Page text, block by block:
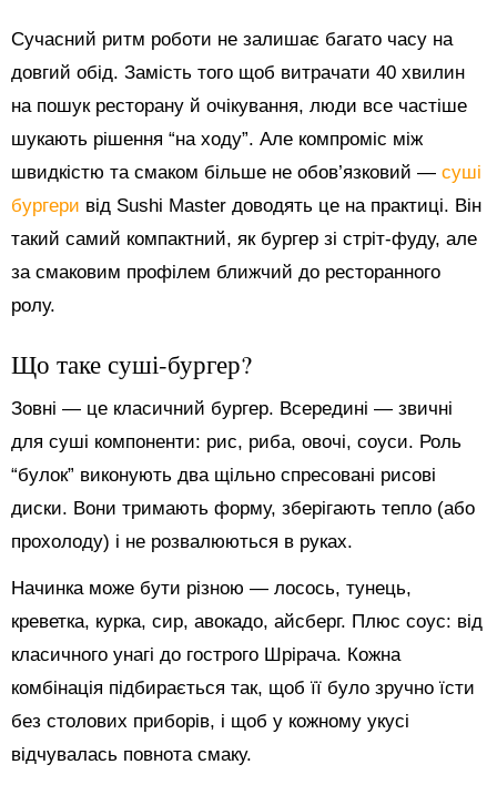
Сучасний ритм роботи не залишає багато часу на
довгий обід. Замість того щоб витрачати 40 хвилин
на пошук ресторану й очікування, люди все частіше
шукають рішення “на ходу”. Але компроміс між
швидкістю та смаком більше не обов’язковий — суші
бургери від Sushi Master доводять це на практиці. Він
такий самий компактний, як бургер зі стріт-фуду, але
за смаковим профілем ближчий до ресторанного
ролу.
Що таке суші-бургер?
Зовні — це класичний бургер. Всередині — звичні
для суші компоненти: рис, риба, овочі, соуси. Роль
“булок” виконують два щільно спресовані рисові
диски. Вони тримають форму, зберігають тепло (або
прохолоду) і не розвалюються в руках.
Начинка може бути різною — лосось, тунець,
креветка, курка, сир, авокадо, айсберг. Плюс соус: від
класичного унагі до гострого Шрірача. Кожна
комбінація підбирається так, щоб її було зручно їсти
без столових приборів, і щоб у кожному укусі
відчувалась повнота смаку.